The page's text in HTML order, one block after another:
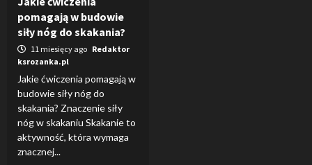
pomagają w budowie
siły nóg do skakania?
11 miesięcy ago Redaktor
ksrozanka.pl
Jakie ćwiczenia pomagają w
budowie siły nóg do
skakania? Znaczenie siły
nóg w skakaniu Skakanie to
aktywność, która wymaga
znacznej...